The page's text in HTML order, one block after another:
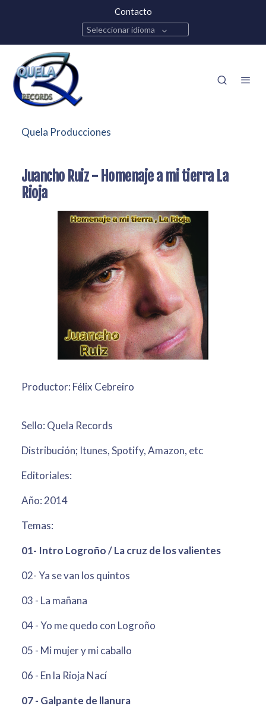
Contacto
Seleccionar idioma
Quela Producciones
Juancho Ruiz - Homenaje a mi tierra La
Rioja
Productor: Félix Cebreiro
Sello: Quela Records
Distribución; Itunes, Spotify, Amazon, etc
Editoriales:
Año: 2014
Temas:
01- Intro Logroño / La cruz de los valientes
02- Ya se van los quintos
03 - La mañana
04 - Yo me quedo con Logroño
05 - Mi mujer y mi caballo
06 - En la Rioja Nací
07 - Galpante de llanura